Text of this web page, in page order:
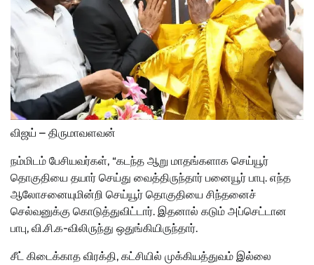
விஜய் – திருமாவளவன்
நம்மிடம் பேசியவர்கள், “கடந்த ஆறு மாதங்களாக செய்யூர்
தொகுதியை தயார் செய்து வைத்திருந்தார் பனையூர் பாபு. எந்த
ஆலோசனையுமின்றி செய்யூர் தொகுதியை சிந்தனைச்
செல்வனுக்கு கொடுத்துவிட்டார். இதனால் கடும் அப்செட்டான
பாபு, வி.சி.க-விலிருந்து ஒதுங்கியிருந்தார்.
சீட் கிடைக்காத விரக்தி, கட்சியில் முக்கியத்துவம் இல்லை